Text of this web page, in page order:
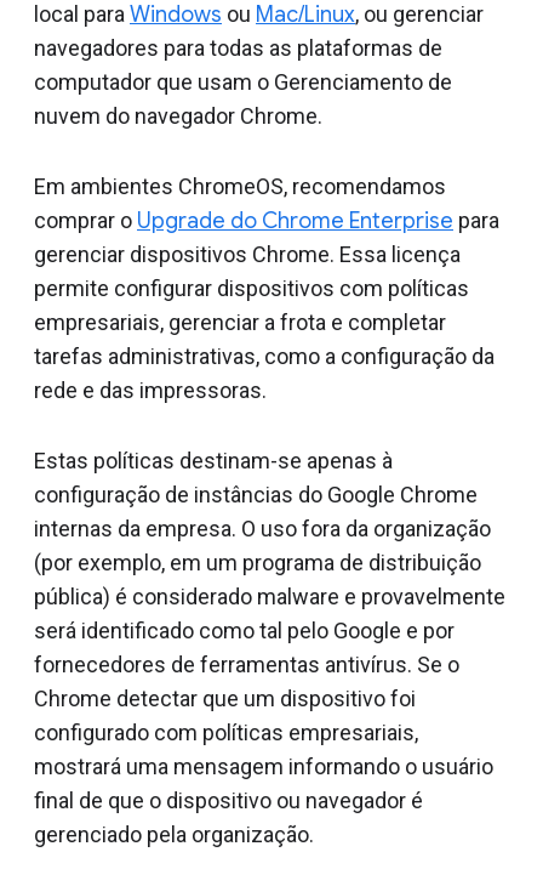
local para Windows ou Mac/Linux, ou gerenciar
navegadores para todas as plataformas de
computador que usam o Gerenciamento de
nuvem do navegador Chrome.
Em ambientes ChromeOS, recomendamos
comprar o Upgrade do Chrome Enterprise para
gerenciar dispositivos Chrome. Essa licença
permite configurar dispositivos com políticas
empresariais, gerenciar a frota e completar
tarefas administrativas, como a configuração da
rede e das impressoras.
Estas políticas destinam-se apenas à
configuração de instâncias do Google Chrome
internas da empresa. O uso fora da organização
(por exemplo, em um programa de distribuição
pública) é considerado malware e provavelmente
será identificado como tal pelo Google e por
fornecedores de ferramentas antivírus. Se o
Chrome detectar que um dispositivo foi
configurado com políticas empresariais,
mostrará uma mensagem informando o usuário
final de que o dispositivo ou navegador é
gerenciado pela organização.